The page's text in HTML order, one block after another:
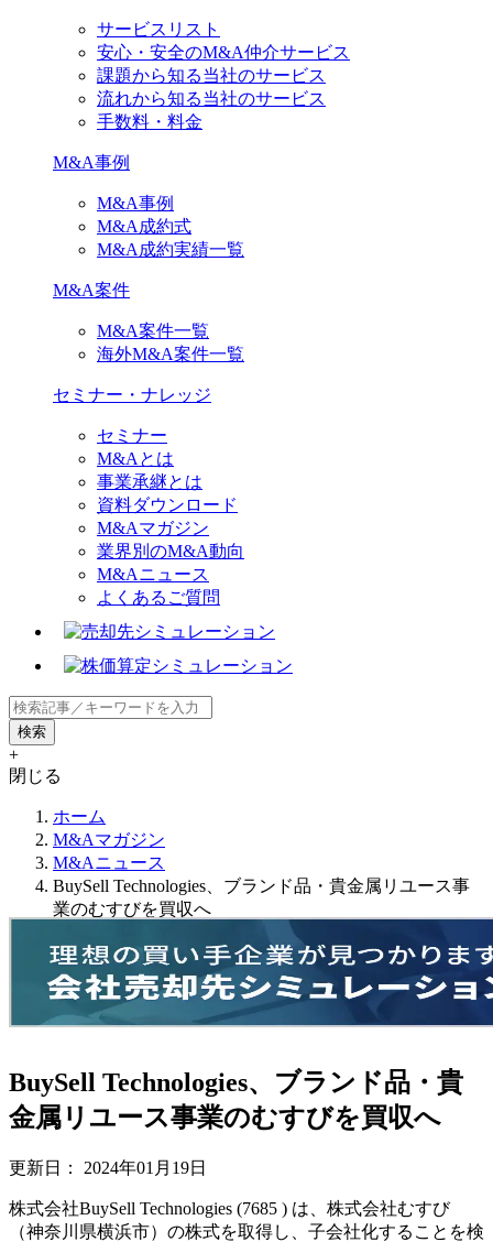
サービスリスト
安心・安全のM&A仲介サービス
課題から知る当社のサービス
流れから知る当社のサービス
手数料・料金
M&A事例
M&A事例
M&A成約式
M&A成約実績一覧
M&A案件
M&A案件一覧
海外M&A案件一覧
セミナー・ナレッジ
セミナー
M&Aとは
事業承継とは
資料ダウンロード
M&Aマガジン
業界別のM&A動向
M&Aニュース
よくあるご質問
+
閉じる
ホーム
M&Aマガジン
M&Aニュース
BuySell Technologies、ブランド品・貴金属リユース事
業のむすびを買収へ
BuySell Technologies、ブランド品・貴
金属リユース事業のむすびを買収へ
更新日： 2024年01月19日
株式会社BuySell Technologies (7685 ) は、株式会社むすび
（神奈川県横浜市）の株式を取得し、子会社化することを検